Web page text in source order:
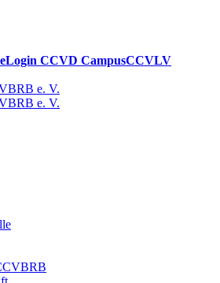
Login CCVD CampusCCVLV